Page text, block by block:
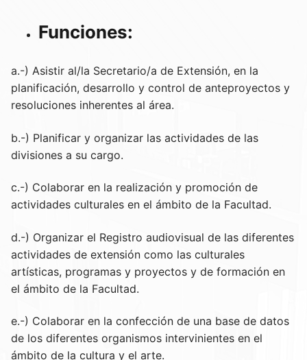
Funciones:
a.-) Asistir al/la Secretario/a de Extensión, en la
planificación, desarrollo y control de anteproyectos y
resoluciones inherentes al área.
b.-) Planificar y organizar las actividades de las
divisiones a su cargo.
c.-) Colaborar en la realización y promoción de
actividades culturales en el ámbito de la Facultad.
d.-) Organizar el Registro audiovisual de las diferentes
actividades de extensión como las culturales
artísticas, programas y proyectos y de formación en
el ámbito de la Facultad.
e.-) Colaborar en la confección de una base de datos
de los diferentes organismos intervinientes en el
ámbito de la cultura y el arte.